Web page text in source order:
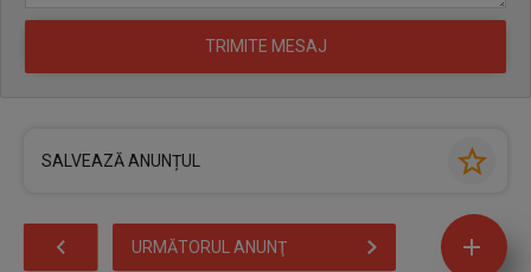
SALVEAZĂ ANUNȚUL
URMĂTORUL ANUNŢ